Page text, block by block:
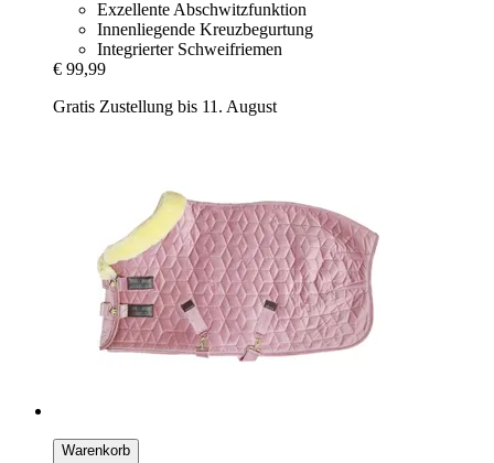
Exzellente Abschwitzfunktion
Innenliegende Kreuzbegurtung
Integrierter Schweifriemen
€ 99,99
Gratis Zustellung bis 11. August
Warenkorb